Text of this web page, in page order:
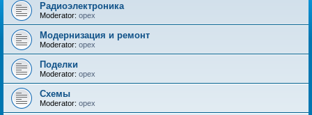
Радиоэлектроника
Moderator: opex
Модернизация и ремонт
Moderator: opex
Поделки
Moderator: opex
Схемы
Moderator: opex